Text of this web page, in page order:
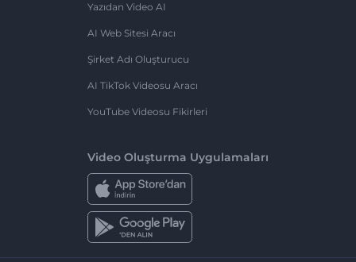
Yazıdan Video AI
AI Web Sitesi Aracı
Şirket Adı Oluşturucu
AI TikTok Videosu Aracı
YouTube Videosu Fikirleri
Video Oluşturma Uygulamaları